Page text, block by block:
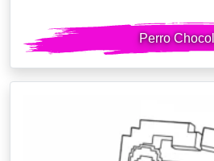
Perro